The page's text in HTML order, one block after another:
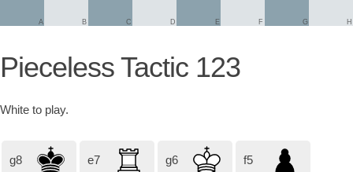
A B C D E F G H
Pieceless Tactic 123
White to play.
g8 e7 g6 f5